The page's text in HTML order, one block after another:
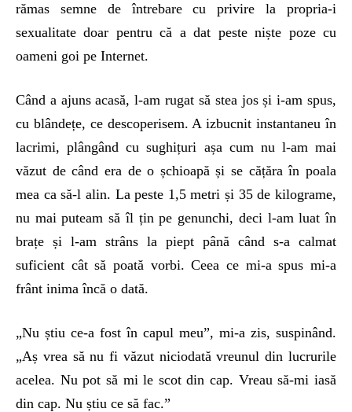
rămas semne de întrebare cu privire la propria-i
sexualitate doar pentru că a dat peste niște poze cu
oameni goi pe Internet.
Când a ajuns acasă, l-am rugat să stea jos și i-am spus,
cu blândețe, ce descoperisem. A izbucnit instantaneu în
lacrimi, plângând cu sughițuri așa cum nu l-am mai
văzut de când era de o șchioapă și se cățăra în poala
mea ca să-l alin. La peste 1,5 metri și 35 de kilograme,
nu mai puteam să îl țin pe genunchi, deci l-am luat în
brațe și l-am strâns la piept până când s-a calmat
suficient cât să poată vorbi. Ceea ce mi-a spus mi-a
frânt inima încă o dată.
„Nu știu ce-a fost în capul meu”, mi-a zis, suspinând.
„Aș vrea să nu fi văzut niciodată vreunul din lucrurile
acelea. Nu pot să mi le scot din cap. Vreau să-mi iasă
din cap. Nu știu ce să fac.”